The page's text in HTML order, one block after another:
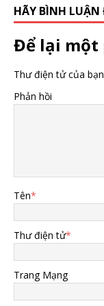
HÃY BÌNH
Để lại một
Thư điện tử của
Phản hồi
Tên*
Thư điện tử*
Trang Mạng